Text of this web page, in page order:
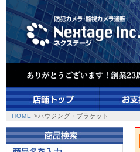
HOME >ハウジング・ブラケット